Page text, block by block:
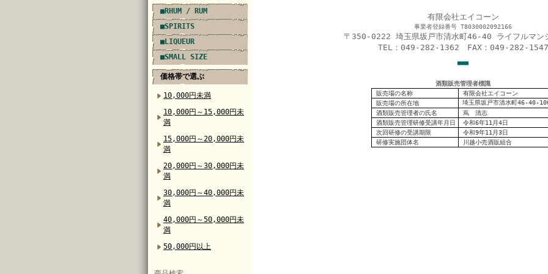
■RHUM / RUM
■SPIRITS
■LIQUEUR
■SMALL SIZE
価格帯で選ぶ
10,000円未満
10,000円～15,000円未
満
15,000円～20,000円未
満
20,000円～30,000円未
満
30,000円～40,000円未
満
40,000円～50,000円未
満
50,000円以上
有限会社エイコーン
事業者登録番号 T8030002092166
〒350-0222 埼玉県坂戸市清水町46-40 ライフルマン
TEL：049-282-1362 FAX：049-282-1547
■■■
酒類販売管理者標識
販売場の名称
有限会社エイコーン
販売場の所在地
埼玉県坂戸市清水町46-40-
酒類販売管理者の氏名
蔦 清志
酒類販売管理研修受講年月日
令和6年11月4日
次回研修の受講期限
令和9年11月3日
研修実施団体名
川越小売酒販組合